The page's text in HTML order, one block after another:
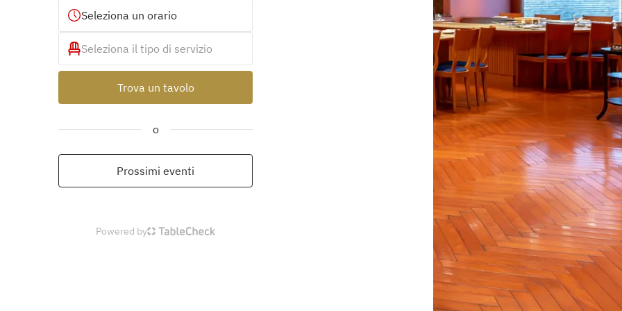
Seleziona un orario
Seleziona il tipo di servizio
Trova un tavolo
o
Prossimi eventi
Powered by